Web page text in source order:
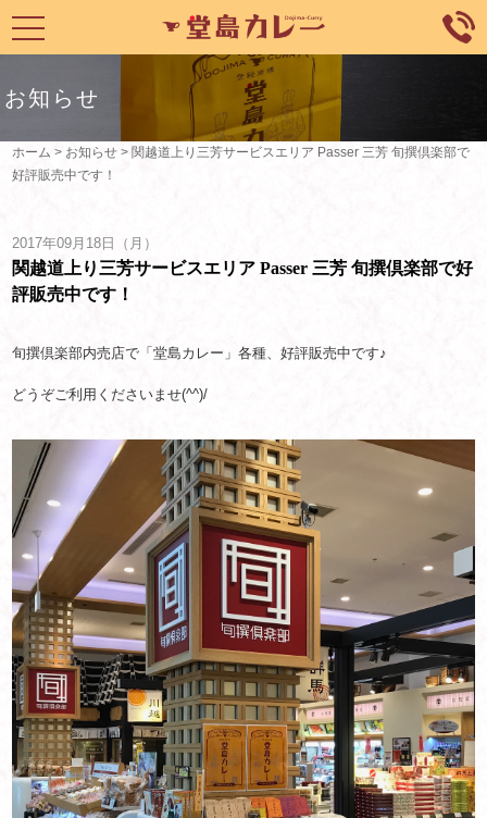
toggle
navigation
お知らせ
ホーム > お知らせ > 関越道上り三芳サービスエリア Passer 三芳 旬撰倶楽部で
好評販売中です！
2017年09月18日（月）
関越道上り三芳サービスエリア Passer 三芳 旬撰倶楽部で好
評販売中です！
旬撰倶楽部内売店で「堂島カレー」各種、好評販売中です♪
どうぞご利用くださいませ(^^)/